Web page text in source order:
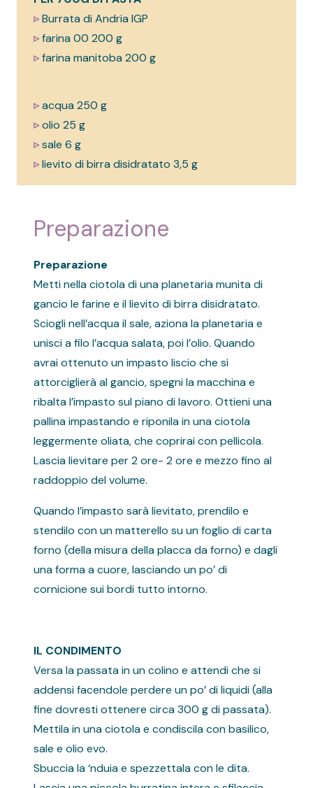
▹Burrata di Andria IGP
▹farina 00 200 g
▹farina manitoba 200 g
▹acqua 250 g
▹olio 25 g
▹sale 6 g
▹lievito di birra disidratato 3,5 g
Preparazione
Preparazione
Metti nella ciotola di una planetaria munita di
gancio le farine e il lievito di birra disidratato.
Sciogli nell’acqua il sale, aziona la planetaria e
unisci a filo l’acqua salata, poi l’olio. Quando
avrai ottenuto un impasto liscio che si
attorciglierà al gancio, spegni la macchina e
ribalta l’impasto sul piano di lavoro. Ottieni una
pallina impastando e riponila in una ciotola
leggermente oliata, che coprirai con pellicola.
Lascia lievitare per 2 ore- 2 ore e mezzo fino al
raddoppio del volume.
Quando l’impasto sarà lievitato, prendilo e
stendilo con un matterello su un foglio di carta
forno (della misura della placca da forno) e dagli
una forma a cuore, lasciando un po’ di
cornicione sui bordi tutto intorno.
IL CONDIMENTO
Versa la passata in un colino e attendi che si
addensi facendole perdere un po’ di liquidi (alla
fine dovresti ottenere circa 300 g di passata).
Mettila in una ciotola e condiscila con basilico,
sale e olio evo.
Sbuccia la ‘nduia e spezzettala con le dita.